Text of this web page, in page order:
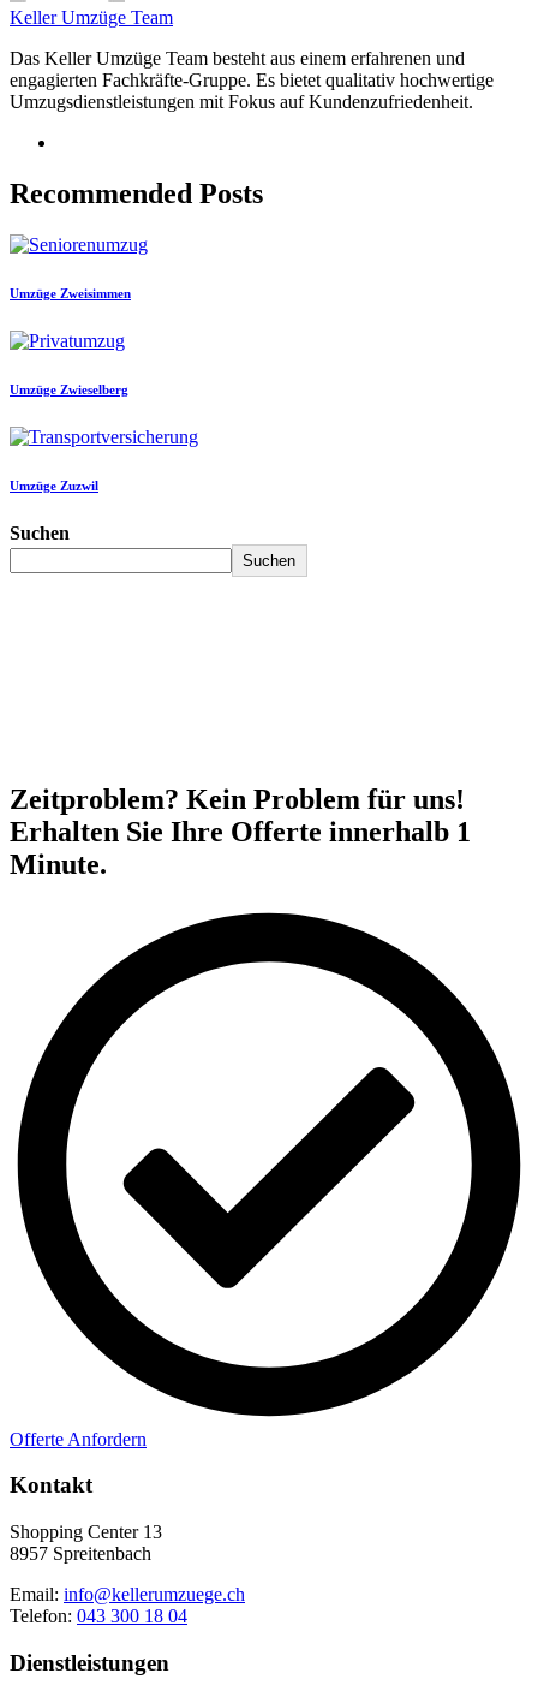
Keller Umzüge Team
Das Keller Umzüge Team besteht aus einem erfahrenen und
engagierten Fachkräfte-Gruppe. Es bietet qualitativ hochwertige
Umzugsdienstleistungen mit Fokus auf Kundenzufriedenheit.
Recommended Posts
Umzüge Zweisimmen
Umzüge Zwieselberg
Umzüge Zuzwil
Suchen
Suchen
Zeitproblem? Kein Problem für uns!
Erhalten Sie Ihre Offerte innerhalb 1
Minute.
Offerte Anfordern
Kontakt
Shopping Center 13
8957 Spreitenbach
Email: info@kellerumzuege.ch
Telefon: 043 300 18 04
Dienstleistungen